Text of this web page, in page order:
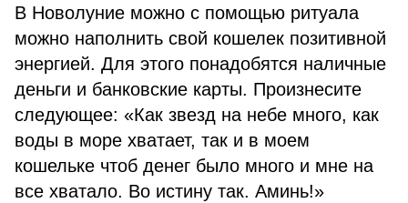
В Новолуние можно с помощью ритуала
можно наполнить свой кошелек позитивной
энергией. Для этого понадобятся наличные
деньги и банковские карты. Произнесите
следующее: «Как звезд на небе много, как
воды в море хватает, так и в моем
кошельке чтоб денег было много и мне на
все хватало. Во истину так. Аминь!»